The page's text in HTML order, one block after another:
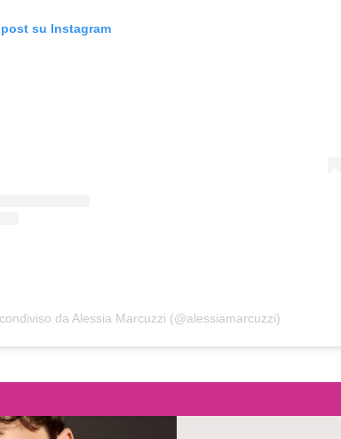
su Instagram
da Alessia Marcuzzi (@alessiamarcuzzi)